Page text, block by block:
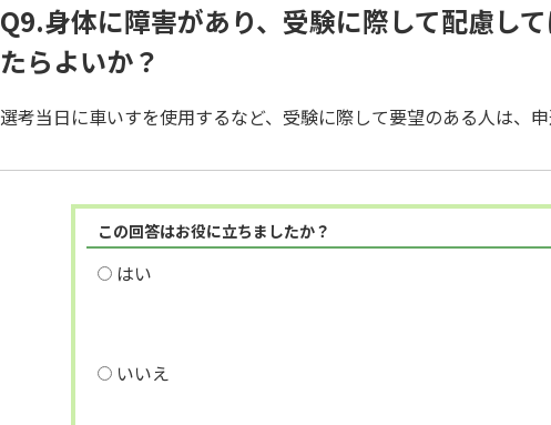
Q9.身体に障害があり、受験に際して配慮し
たらよいか？
選考当日に車いすを使用するなど、受験に際して要望のある人は、
この回答はお役に立ちましたか？
はい
いいえ